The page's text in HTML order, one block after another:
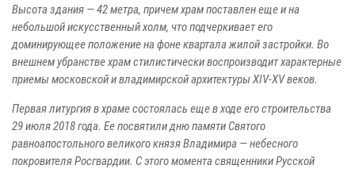
Высота здания — 42 метра, причем храм поставлен еще и на
небольшой искусственный холм, что подчеркивает его
доминирующее положение на фоне квартала жилой застройки. Во
внешнем убранстве храм стилистически воспроизводит характерные
приемы московской и владимирской архитектуры XIV-XV веков.
Первая литургия в храме состоялась еще в ходе его строительства
29 июля 2018 года. Ее посвятили дню памяти Святого
равноапостольного великого князя Владимира — небесного
покровителя Росгвардии. С этого момента священники Русской